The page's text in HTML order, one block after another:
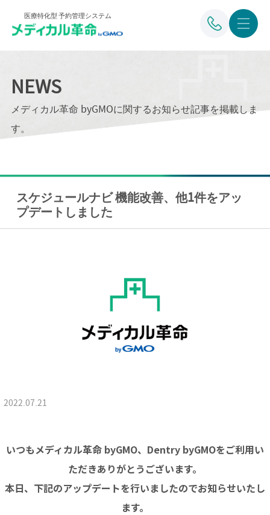
医療特化型 予約管理システム
NEWS
メディカル革命 byGMOに関するお知らせ記事を掲載しま
す。
スケジュールナビ 機能改善、他1件をアッ
プデートしました
2022.07.21
いつもメディカル革命 byGMO、Dentry byGMOをご利用い
ただきありがとうございます。
本日、下記のアップデートを行いましたのでお知らせいたし
ます。